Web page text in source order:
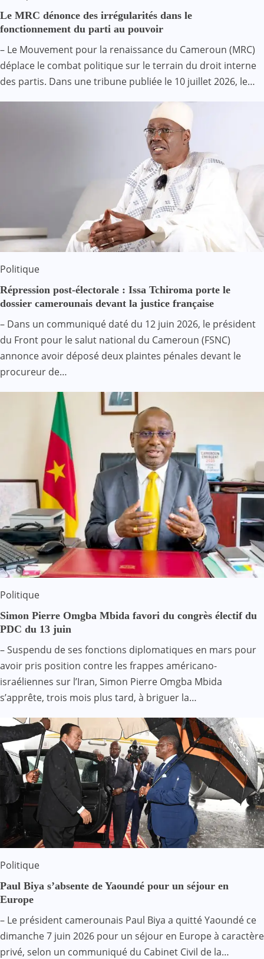
Le MRC dénonce des irrégularités dans le
fonctionnement du parti au pouvoir
– Le Mouvement pour la renaissance du Cameroun (MRC)
déplace le combat politique sur le terrain du droit interne
des partis. Dans une tribune publiée le 10 juillet 2026, le…
Politique
Répression post-électorale : Issa Tchiroma porte le
dossier camerounais devant la justice française
– Dans un communiqué daté du 12 juin 2026, le président
du Front pour le salut national du Cameroun (FSNC)
annonce avoir déposé deux plaintes pénales devant le
procureur de…
Politique
Simon Pierre Omgba Mbida favori du congrès électif du
PDC du 13 juin
– Suspendu de ses fonctions diplomatiques en mars pour
avoir pris position contre les frappes américano-
israéliennes sur l’Iran, Simon Pierre Omgba Mbida
s’apprête, trois mois plus tard, à briguer la…
Politique
Paul Biya s’absente de Yaoundé pour un séjour en
Europe
– Le président camerounais Paul Biya a quitté Yaoundé ce
dimanche 7 juin 2026 pour un séjour en Europe à caractère
privé, selon un communiqué du Cabinet Civil de la…